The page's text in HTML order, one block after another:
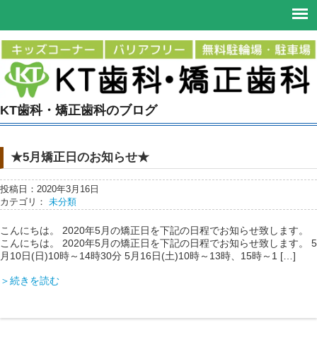
KT歯科・矯正歯科のブログ
★5月矯正日のお知らせ★
投稿日：2020年3月16日
カテゴリ： 未分類
こんにちは。 2020年5月の矯正日を下記の日程でお知らせ致します。
こんにちは。 2020年5月の矯正日を下記の日程でお知らせ致します。 5
月10日(日)10時～14時30分 5月16日(土)10時～13時、15時～1 […]
＞続きを読む